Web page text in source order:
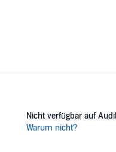
Nicht verfügbar auf
Warum nicht?